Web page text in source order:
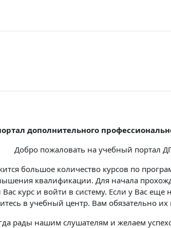
дополнительного
Добро пожаловать на учебный портал
большое количество курсов по
квалификации. Для начала
курс и войти в систему. Если у Вас еще
в учебный центр. Вам обязательно их
рады нашим слушателям и желаем